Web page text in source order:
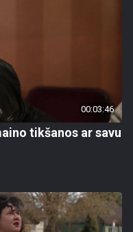
00:03:46
tikšanos ar savu